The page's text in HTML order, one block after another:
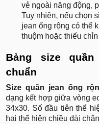
vẻ ngoài năng động,
Tuy nhiên, nếu chọn
jean ống rộng có thể
thuộm hoặc thiếu chỉn
Bảng size
chuẩn
Size quần jean ống
dạng kết hợp giữa vòng
34x30. Số đầu tiên thể
hai thể hiện chiều dài